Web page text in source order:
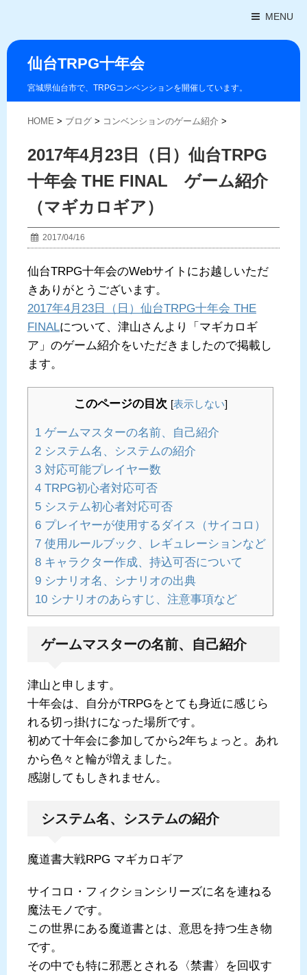
MENU
仙台TRPG十年会
宮城県仙台市で、TRPGコンベンションを開催しています。
HOME > ブログ > コンベンションのゲーム紹介 >
2017年4月23日（日）仙台TRPG
十年会 THE FINAL ゲーム紹介
（マギカロギア）
2017/04/16
仙台TRPG十年会のWebサイトにお越しいただ
きありがとうございます。
2017年4月23日（日）仙台TRPG十年会 THE
FINALについて、津山さんより「マギカロギ
ア」のゲーム紹介をいただきましたので掲載し
ます。
このページの目次 [表示しない]
1 ゲームマスターの名前、自己紹介
2 システム名、システムの紹介
3 対応可能プレイヤー数
4 TRPG初心者対応可否
5 システム初心者対応可否
6 プレイヤーが使用するダイス（サイコロ）
7 使用ルールブック、レギュレーションなど
8 キャラクター作成、持込可否について
9 シナリオ名、シナリオの出典
10 シナリオのあらすじ、注意事項など
ゲームマスターの名前、自己紹介
津山と申します。
十年会は、自分がTRPGをとても身近に感じら
れる切っ掛けになった場所です。
初めて十年会に参加してから2年ちょっと。あれ
から色々と輪が増えました。
感謝してもしきれません。
システム名、システムの紹介
魔道書大戦RPG マギカロギア
サイコロ・フィクションシリーズに名を連ねる
魔法モノです。
この世界にある魔道書とは、意思を持つ生き物
です。
その中でも特に邪悪とされる〈禁書〉を回収す